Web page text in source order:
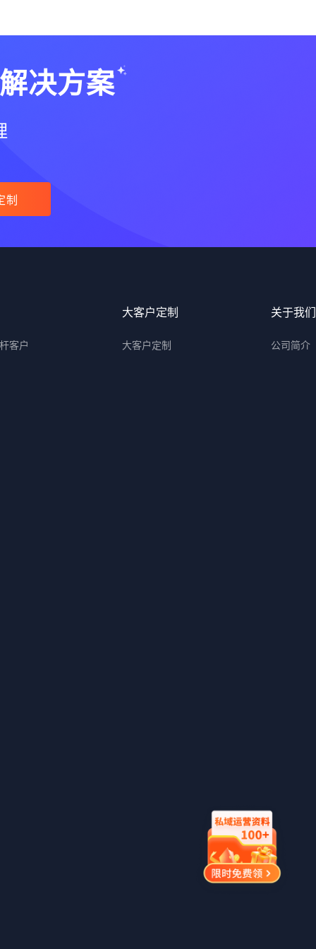
决方案
制
客户
大客户定制
大客户定制
关于我们
公司简介